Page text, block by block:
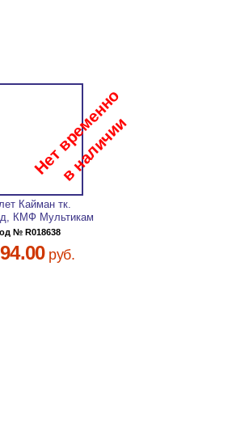
Кайман тк.
КМФ Мультикам
№ R018638
руб.